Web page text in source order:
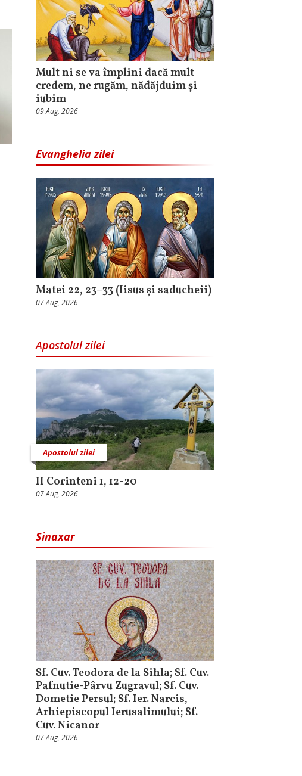
Mult ni se va împlini dacă mult
credem, ne rugăm, nădăjduim și
iubim
09 Aug, 2026
Evanghelia zilei
Matei 22, 23–33 (Iisus și saducheii)
07 Aug, 2026
Apostolul zilei
Apostolul zilei
II Corinteni 1, 12-20
07 Aug, 2026
Sinaxar
Sf. Cuv. Teodora de la Sihla; Sf. Cuv.
Pafnutie-Pârvu Zugravul; Sf. Cuv.
Dometie Persul; Sf. Ier. Narcis,
Arhiepiscopul Ierusalimului; Sf.
Cuv. Nicanor
07 Aug, 2026